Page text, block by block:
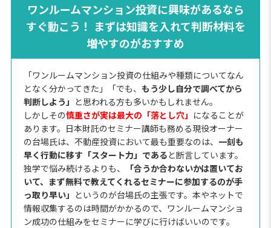
ワンルームマンション投資に興味があるなら
すぐ動こう！ まずは知識を入れて判断材料を
増やすのがおすすめ
「ワンルームマンション投資の仕組みや種類についてなん
となく分かってきた」「でも、 もう少し自分で調べてから
判断しよう」 と思われる方も多いかもしれません。
しかしその慎重さが実は最大の「落とし穴」 になることが
あります。日本財託のセミナー講師も務める現役オーナー
の台場氏は、不動産投資において最も重要なのは、 一刻も
早く行動に移す「スタート力」であると断言しています。
独学で悩み続けるよりも、
「合うか合わないかは置いてお
いて、まず無料で教えてくれるセミナーに参加するのが手
っ取り早い」 というのが台場氏の主張です。本やネットで
情報収集するのは時間がかかるので、ワンルームマンショ
ン成功の仕組みをセミナーに学びに行けばいいのです。